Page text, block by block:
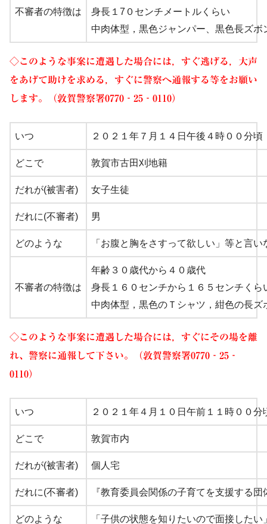
不審者の特徴は
身長１7０センチメートルくらい
中肉体型，黒色ジャンパー、黒色長ズ
◇この ような事案に遭遇した場合には，すぐ逃げる，大声
をあげて助けを求める，すぐに警察へ通報する等をお願い
します。（敦賀警察署0770‐25‐0110）
いつ ２０２１年７月１４日午後４時００分頃
どこで 敦賀市古田刈地籍
だれが(被害者) 女子生徒
だれに(不審者) 男
どのような 「お腹と胸をさすって欲しい」等と言
不審者の特徴は
年齢３０歳代から４０歳代
身長１６０センチから１６５センチくら
中肉体型，黒色のＴシャツ，紺色の長ズ
◇この ような事案に遭遇した場合には，すぐにその場を離
れ、警察に通報 して下さい。（敦賀警察署0770‐25‐
0110）
いつ ２０２１年４月１０日午前１１時００分
どこで 敦賀市内
だれが(被害者) 個人宅
だれに(不審者) 『教育委員会関係の子育てを支援する
どのような 「子供の状態を知りたいので面接した